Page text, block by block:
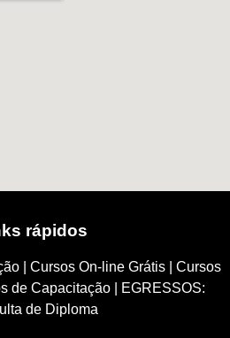
rápidos
| Cursos On-line Grátis| Cursos
de Capacitação|
EGRESSOS:
de Diploma